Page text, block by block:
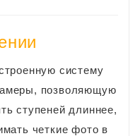
систему
позволяющую
ступеней длиннее,
четкие фото в